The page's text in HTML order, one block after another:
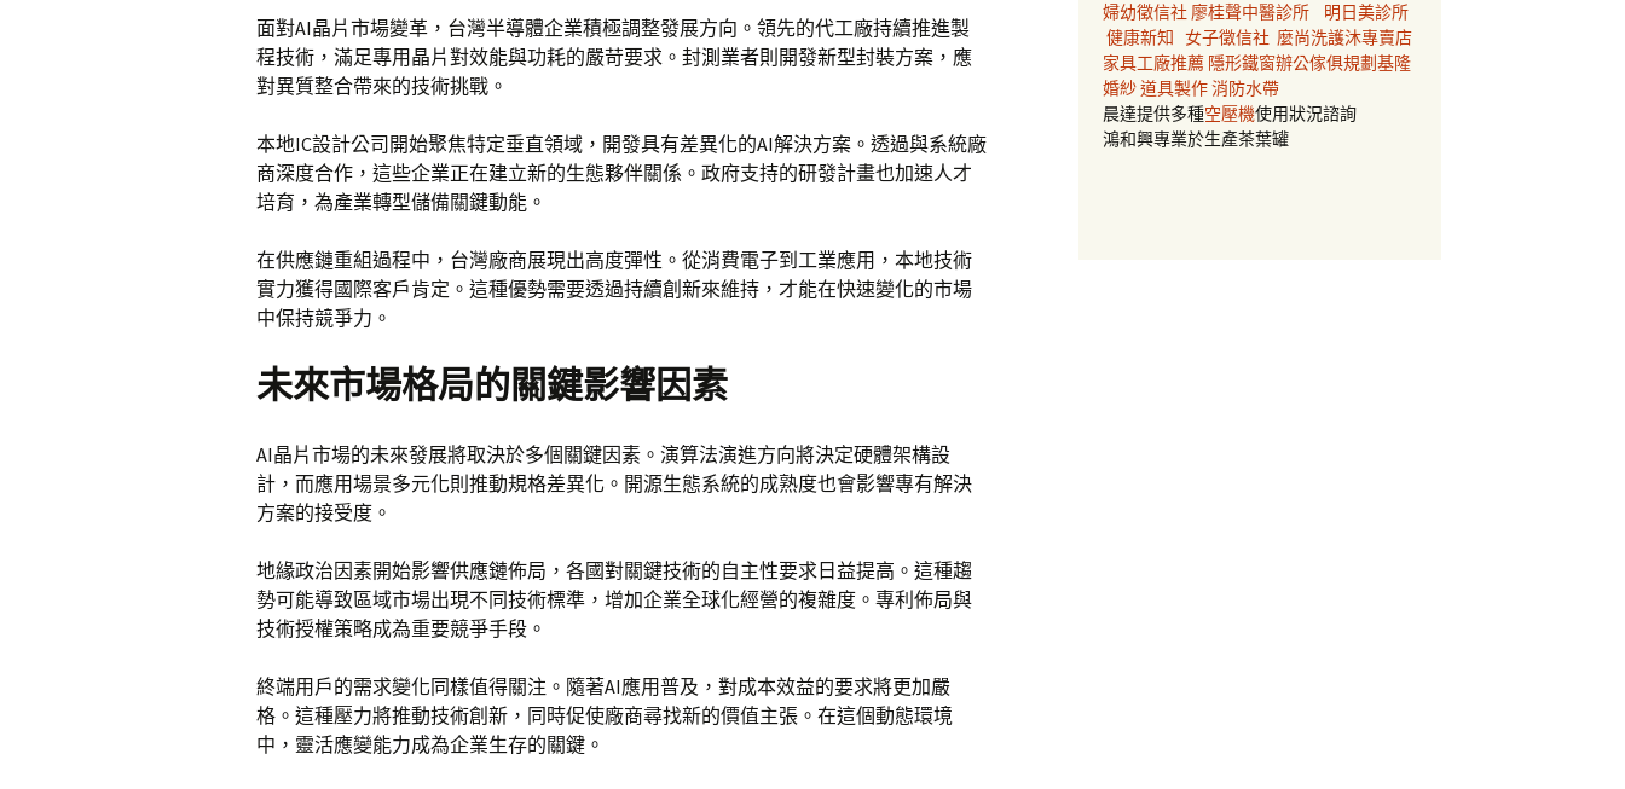
面對AI晶片市場變革，台灣半導體企業積極調整發展方向。領先的代工廠持續推進製
程技術，滿足專用晶片對效能與功耗的嚴苛要求。封測業者則開發新型封裝方案，應
對異質整合帶來的技術挑戰。
本地IC設計公司開始聚焦特定垂直領域，開發具有差異化的AI解決方案。透過與系統廠
商深度合作，這些企業正在建立新的生態夥伴關係。政府支持的研發計畫也加速人才
培育，為產業轉型儲備關鍵動能。
在供應鏈重組過程中，台灣廠商展現出高度彈性。從消費電子到工業應用，本地技術
實力獲得國際客戶肯定。這種優勢需要透過持續創新來維持，才能在快速變化的市場
中保持競爭力。
未來市場格局的關鍵影響因素
AI晶片市場的未來發展將取決於多個關鍵因素。演算法演進方向將決定硬體架構設
計，而應用場景多元化則推動規格差異化。開源生態系統的成熟度也會影響專有解決
方案的接受度。
地緣政治因素開始影響供應鏈佈局，各國對關鍵技術的自主性要求日益提高。這種趨
勢可能導致區域市場出現不同技術標準，增加企業全球化經營的複雜度。專利佈局與
技術授權策略成為重要競爭手段。
終端用戶的需求變化同樣值得關注。隨著AI應用普及，對成本效益的要求將更加嚴
格。這種壓力將推動技術創新，同時促使廠商尋找新的價值主張。在這個動態環境
中，靈活應變能力成為企業生存的關鍵。
婦幼徵信社 廖桂聲中醫診所
明日美診所
健康新知 女子徵信社 麼尚洗護沐專賣店
家具工廠推薦 隱形鐵窗辦公傢俱規劃基隆
婚紗道具製作消防水帶
晨達提供多種空壓機使用狀況諮詢
鴻和興專業於生產茶葉罐